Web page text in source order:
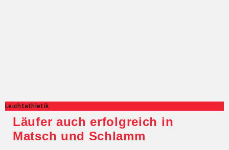
Leichtathletik
Läufer auch erfolgreich in
Matsch und Schlamm